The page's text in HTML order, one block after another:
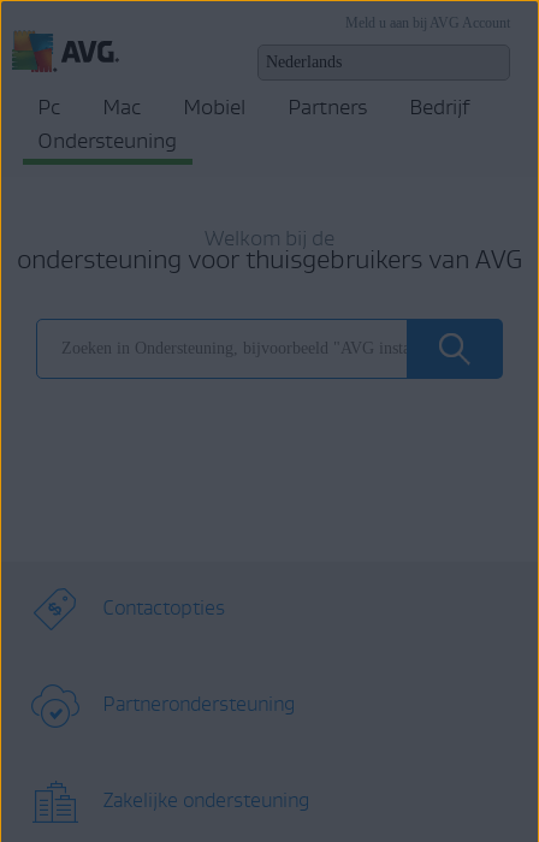
Meld u aan bij AVG Account
Pc Mac Mobiel Partners
Bedrijf
Ondersteuning
Welkom bij de
ondersteuning voor thuisgebruikers van AVG
Contactopties
Partnerondersteuning
Zakelijke ondersteuning